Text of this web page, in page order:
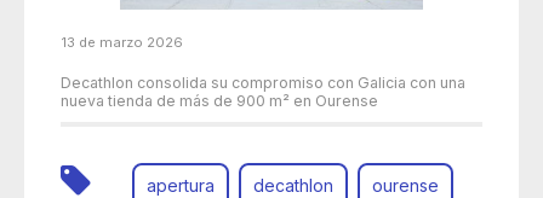
13 de marzo 2026
Decathlon consolida su compromiso con Galicia con una
nueva tienda de más de 900 m² en Ourense
apertura decathlon ourense